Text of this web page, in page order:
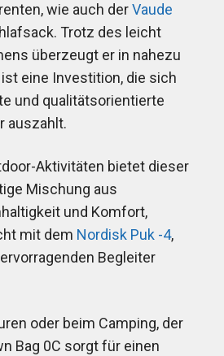
wie auch derVaude
Trotz des leicht
überzeugt er in nahezu
eine Investition, die sich
und qualitätsorientierte
auszahlt.
Aktivitäten bietet dieser
Mischung aus
und Komfort,
mit dem Nordisk Puk -4,
Begleiter
oder beim Camping, der
Bag 0C sorgt für einen